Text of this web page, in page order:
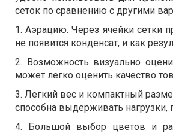
сеток по сравнению с другими
1. Аэрацию. Через ячейки сетки
не появится конденсат, и как
2. Возможность визуально
может легко оценить качество
3. Легкий вес и компактный
способна выдерживать
4. Большой выбор цветов и